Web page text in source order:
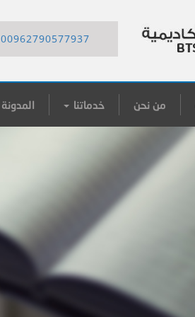
00962790577937
من نحن خدماتنا المدونة